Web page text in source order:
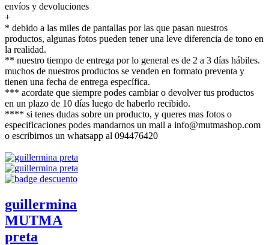
envíos y devoluciones
+
* debido a las miles de pantallas por las que pasan nuestros
productos, algunas fotos pueden tener una leve diferencia de tono en
la realidad.
** nuestro tiempo de entrega por lo general es de 2 a 3 días hábiles.
muchos de nuestros productos se venden en formato preventa y
tienen una fecha de entrega específica.
*** acordate que siempre podes cambiar o devolver tus productos
en un plazo de 10 días luego de haberlo recibido.
**** si tenes dudas sobre un producto, y queres mas fotos o
especificaciones podes mandarnos un mail a info@mutmashop.com
o escribirnos un whatsapp al 094476420
guillermina
MUTMA
preta